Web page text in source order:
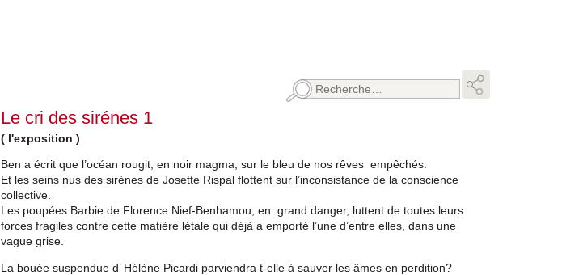
Rechercher :
Le cri des sirénes 1
( l'exposition )
Ben a écrit que l’océan rougit, en noir magma, sur le bleu de nos rêves empêchés.
Et les seins nus des sirènes de Josette Rispal flottent sur l’inconsistance de la conscience
collective.
Les poupées Barbie de Florence Nief-Benhamou, en grand danger, luttent de toutes leurs
forces fragiles contre cette matière létale qui déjà a emporté l’une d’entre elles, dans une
vague grise.
La bouée suspendue d’ Hélène Picardi parviendra t-elle à sauver les âmes en perdition?